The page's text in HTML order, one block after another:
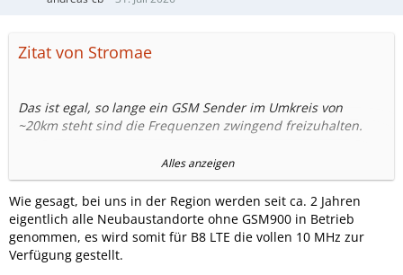
Zitat von Stromae
Das ist egal, so lange ein GSM Sender im Umkreis von
~20km steht sind die Frequenzen zwingend freizuhalten.
GSM reagiert extrem empfindlich auf übersprechen.
Irgendwo auf dem Land wo nur wenig Sender stehen mag
das machbar sein, aber in der Stadt keine Chance, steht da
nur ein GSM Sender, sind diese Frequenzen in der ganzen
Stadt unbrauchbar.
Alles anzeigen
Wie gesagt, bei uns in der Region werden seit ca. 2 Jahren
eigentlich alle Neubaustandorte ohne GSM900 in Betrieb
genommen, es wird somit für B8 LTE die vollen 10 MHz zur
Verfügung gestellt.